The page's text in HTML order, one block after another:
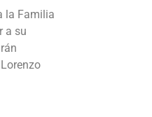
la Familia
a su